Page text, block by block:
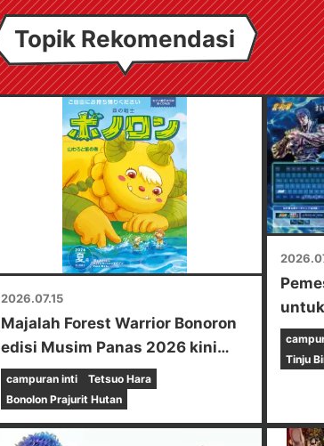
Topik Rekomendasi
2026.07.15
Majalah Forest Warrior Bonoron
edisi Musim Panas 2026 kini
tersedia di toko-toko Seven-
Eleven di seluruh Indonesia!
campuran inti
Tetsuo Hara
Bonolon Prajurit Hutan
Tinju